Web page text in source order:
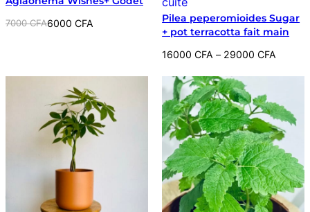
7000CFA
Le
6000 CFA
Le
Pilea peperomioides Sugar
+ pot terracotta fait main
16000CFA – 29000CFA
Plage
prix :
16000 CFA
à
29000 CFA